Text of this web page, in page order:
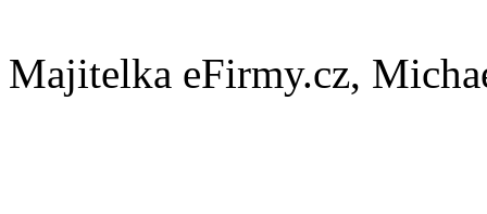
Majitelka eFirmy.cz,